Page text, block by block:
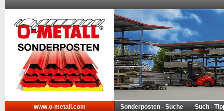
www.o-metall.com Sonderposten - Suche Such -